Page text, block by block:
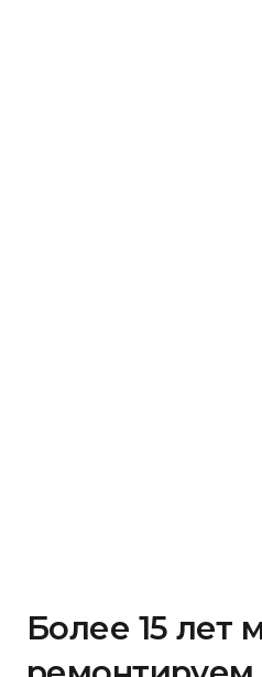
Более 15 лет